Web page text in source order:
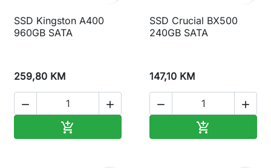
SSD Kingston A400
960GB SATA
259,80 KM
 

SSD Crucial BX500
240GB SATA
147,10 KM
 
